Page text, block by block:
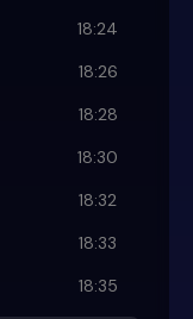
18:24
18:26
18:28
18:30
18:32
18:33
18:35